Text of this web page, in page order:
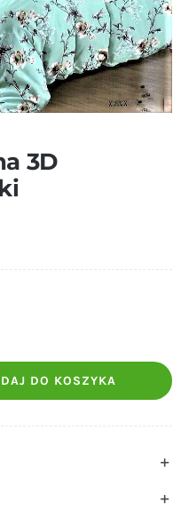
3D
DO KOSZYKA